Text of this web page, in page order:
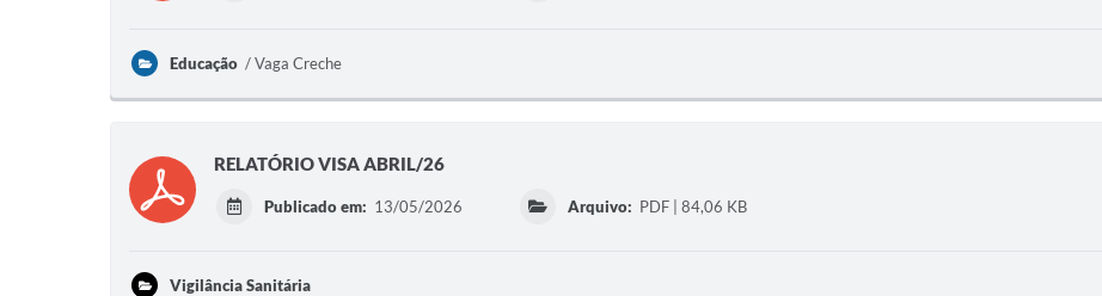
Educação Vaga Creche
RELATÓRIO VISA ABRIL/26
Publicado em: 13/05/2026 Arquivo: PDF | 84,06 KB
Vigilância Sanitária